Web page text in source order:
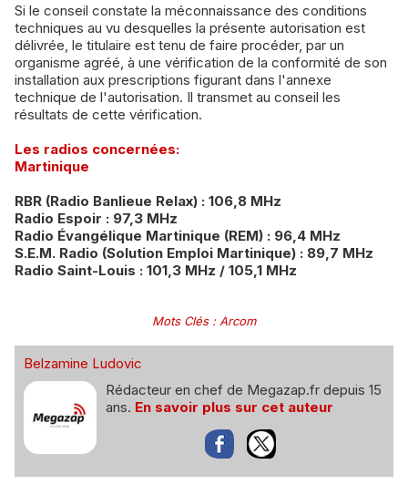
Si le conseil constate la méconnaissance des conditions
techniques au vu desquelles la présente autorisation est
délivrée, le titulaire est tenu de faire procéder, par un
organisme agréé, à une vérification de la conformité de son
installation aux prescriptions figurant dans l'annexe
technique de l'autorisation. Il transmet au conseil les
résultats de cette vérification.
Les radios concernées:
Martinique
RBR (Radio Banlieue Relax) : 106,8 MHz
Radio Espoir​ : 97,3 MHz
Radio Évangélique Martinique (REM) : 96,4 MHz
S.E.M. Radio (Solution Emploi Martinique) : 89,7 MHz
Radio Saint-Louis : 101,3 MHz / 105,1 MHz
Mots Clés: Arcom
Belzamine Ludovic
Rédacteur en chef de Megazap.fr depuis 15
ans. En savoir plus sur cet auteur